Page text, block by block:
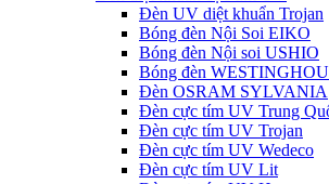
Đèn UV diệt khuẩn Trojan
Bóng đèn Nội Soi EIKO
Bóng đèn Nội soi USHIO
Bóng đèn
Đèn OSRAM SYLVANIA
Đèn cực tím UV Trung
Đèn cực tím UV Trojan
Đèn cực tím UV Wedeco
Đèn cực tím UV Lit